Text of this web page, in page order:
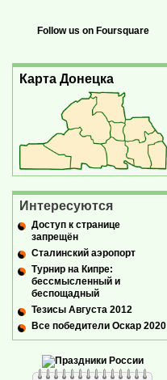
Follow us on Foursquare
Карта Донецка
Интересуются
Доступ к странице
запрещён
Сталинский аэропорт
Турнир на Кипре:
бессмысленный и
беспощадный
Тезисы Августа 2012
Все победители Оскар 2020